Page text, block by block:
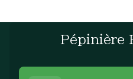
Pépinière